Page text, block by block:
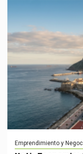
Emprendimiento y